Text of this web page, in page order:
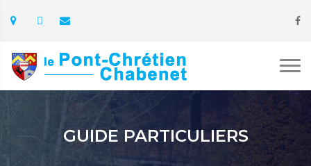
GUIDE PARTICULIERS